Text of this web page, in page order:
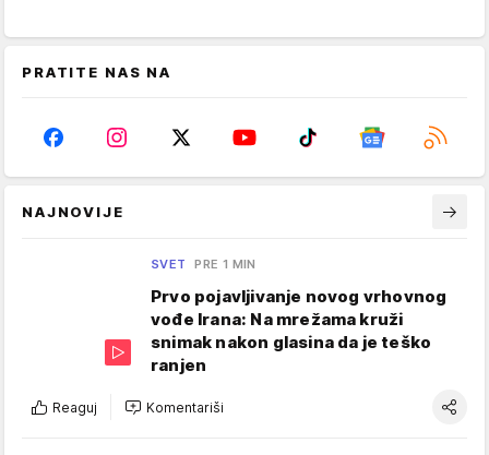
PRATITE NAS NA
NAJNOVIJE
SVET PRE 1 MIN
Prvo pojavljivanje novog vrhovnog
vođe Irana: Na mrežama kruži
snimak nakon glasina da je teško
ranjen
Reaguj Komentariši